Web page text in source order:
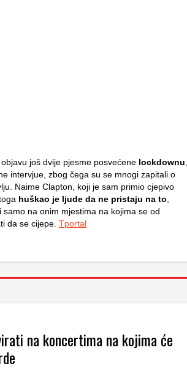
još dvije pjesme posvećene lockdownu
intervjue, zbog čega su se mnogi zapitali o
Naime Clapton, koji je sam primio cjepivo
huškao je ljude da ne pristaju na to
na onim mjestima na kojima se od
da se cijepe. Tportal
na koncertima na kojima će